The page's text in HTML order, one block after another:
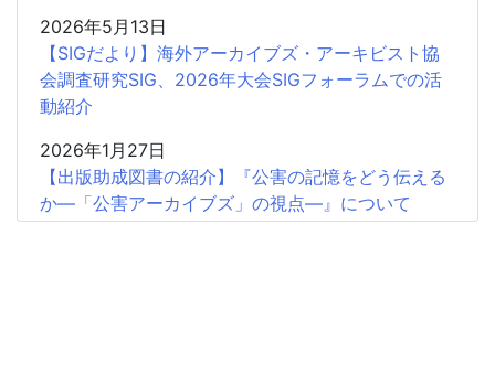
2026年5月13日
【SIGだより】海外アーカイブズ・アーキビスト協
会調査研究SIG、2026年大会SIGフォーラムでの活
動紹介
2026年1月27日
【出版助成図書の紹介】『公害の記憶をどう伝える
か―「公害アーカイブズ」の視点―』について